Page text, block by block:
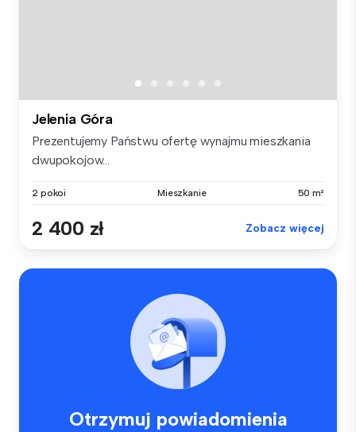
Jelenia Góra
Prezentujemy Państwu ofertę wynajmu mieszkania
dwupokojow...
2 pokoi Mieszkanie 50 m²
2 400 zł Zobacz więcej
Otrzymuj powiadomienia